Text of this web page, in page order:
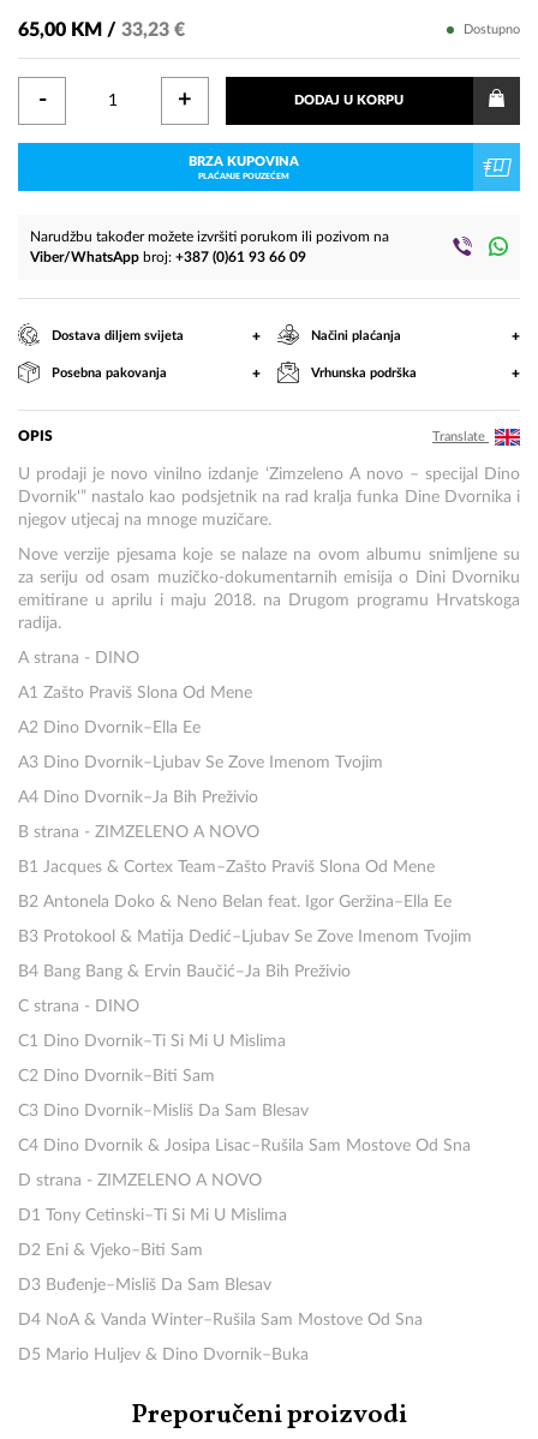
(2
LP)
65,00 KM / 33,23 € Dostupno
- + DODAJ U KORPU
BRZA KUPOVINA
PLAĆANJE POUZEĆEM
Narudžbu također možete izvršiti porukom ili pozivom na
Viber/WhatsApp broj: +387 (0)61 93 66 09
Dostava diljem svijeta + Načini plaćanja +
Posebna pakovanja + Vrhunska podrška +
OPIS Translate
U prodaji je novo vinilno izdanje ‘Zimzeleno A novo – specijal Dino
Dvornik'” nastalo kao podsjetnik na rad kralja funka Dine Dvornika i
njegov utjecaj na mnoge muzičare.
Nove verzije pjesama koje se nalaze na ovom albumu snimljene su
za seriju od osam muzičko-dokumentarnih emisija o Dini Dvorniku
emitirane u aprilu i maju 2018. na Drugom programu Hrvatskoga
radija.
A strana - DINO
A1 Zašto Praviš Slona Od Mene
A2 Dino Dvornik–Ella Ee
A3 Dino Dvornik–Ljubav Se Zove Imenom Tvojim
A4 Dino Dvornik–Ja Bih Preživio
B strana - ZIMZELENO A NOVO
B1 Jacques & Cortex Team–Zašto Praviš Slona Od Mene
B2 Antonela Doko & Neno Belan feat. Igor Geržina–Ella Ee
B3 Protokool & Matija Dedić–Ljubav Se Zove Imenom Tvojim
B4 Bang Bang & Ervin Baučić–Ja Bih Preživio
C strana - DINO
C1 Dino Dvornik–Ti Si Mi U Mislima
C2 Dino Dvornik–Biti Sam
C3 Dino Dvornik–Misliš Da Sam Blesav
C4 Dino Dvornik & Josipa Lisac–Rušila Sam Mostove Od Sna
D strana - ZIMZELENO A NOVO
D1 Tony Cetinski–Ti Si Mi U Mislima
D2 Eni & Vjeko–Biti Sam
D3 Buđenje–Misliš Da Sam Blesav
D4 NoA & Vanda Winter–Rušila Sam Mostove Od Sna
D5 Mario Huljev & Dino Dvornik–Buka
Preporučeni proizvodi